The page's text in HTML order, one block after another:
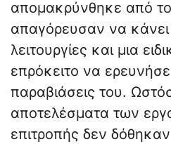
απομακρύνθηκε από
απαγόρευσαν να κάνει
λειτουργίες και μια
επρόκειτο να
παραβιάσεις του.
αποτελέσματα των
επιτροπής δεν